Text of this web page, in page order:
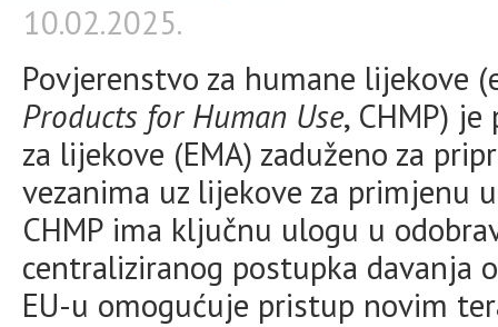
10.02.2025.
Povjerenstvo za humane lijekove
Products for Human Use, CHMP)
za lijekove (EMA) zaduženo za
vezanima uz lijekove za primjenu
CHMP ima ključnu ulogu u
centraliziranog postupka davanja
EU-u omogućuje pristup novim